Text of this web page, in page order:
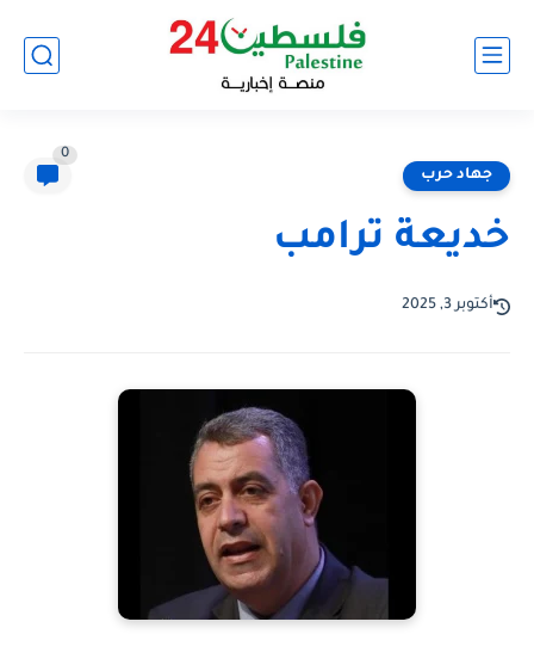
جهاد حرب
0
خديعة ترامب
أكتوبر 3, 2025